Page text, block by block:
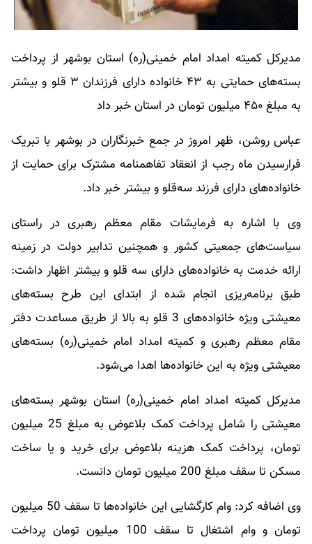
مدیرکل کمیته امداد امام خمینی(ره) استان بوشهر از پرداخت
بسته‌های حمایتی به ۴۳ خانواده دارای فرزندان ۳ قلو و بیشتر
به مبلغ ۴۵۰ میلیون تومان در استان خبر داد
عباس روشن، ظهر امروز در جمع خبرنگاران در بوشهر با تبریک
فرارسیدن ماه رجب از انعقاد تفاهمنامه مشترک برای حمایت از
خانواده‌های دارای فرزند سه‌قلو و بیشتر خبر داد.
وی با اشاره به فرمایشات مقام معظم رهبری در راستای
سیاست‌های جمعیتی کشور و همچنین تدابیر دولت در زمینه
ارائه خدمت به خانواده‌های دارای سه قلو و بیشتر اظهار داشت:
طبق برنامه‌ریزی انجام شده از ابتدای این طرح بسته‌های
معیشتی ویژه خانواده‌های 3 قلو به بالا از طریق مساعدت دفتر
مقام معظم رهبری و کمیته امداد امام خمینی(ره) بسته‌های
معیشتی ویژه به این خانواده‌ها اهدا می‌شود.
مدیرکل کمیته امداد امام خمینی(ره) استان بوشهر بسته‌های
معیشتی را شامل پرداخت کمک بلاعوض به مبلغ 25 میلیون
تومان، پرداخت کمک هزینه بلاعوض برای خرید و یا ساخت
مسکن تا سقف مبلغ 200 میلیون تومان دانست.
وی اضافه کرد: وام کارگشایی این خانواده‌ها تا سقف 50 میلیون
تومان و وام اشتغال تا سقف 100 میلیون تومان پرداخت